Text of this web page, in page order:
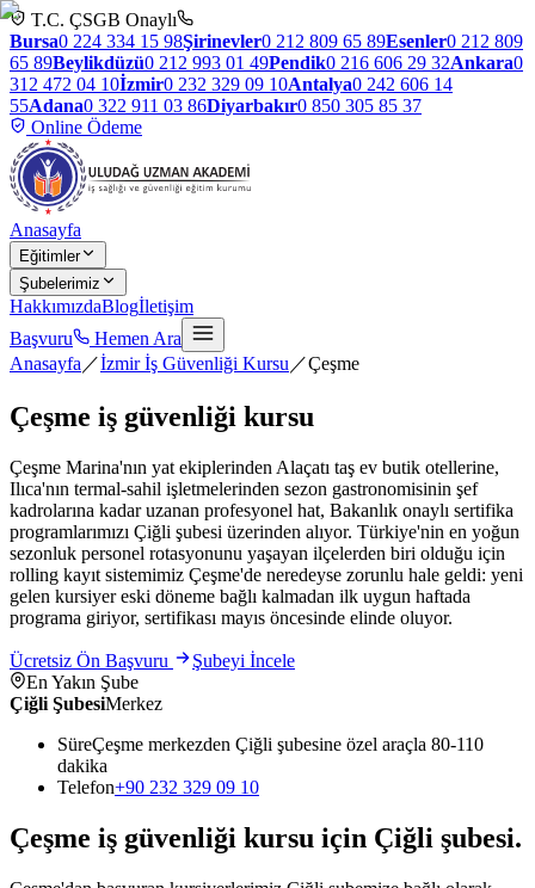
T.C. ÇSGB Onaylı
Bursa0 224 334 15 98Şirinevler0 212 809 65 89Esenler0 212 809
65 89Beylikdüzü0 212 993 01 49Pendik0 216 606 29 32Ankara0
312 472 04 10İzmir0 232 329 09 10Antalya0 242 606 14
55Adana0 322 911 03 86Diyarbakır0 850 305 85 37
Online Ödeme
Anasayfa
Eğitimler
Şubelerimiz
HakkımızdaBlogİletişim
Başvuru
Hemen Ara
Anasayfa ／İzmir İş Güvenliği Kursu ／Çeşme
Çeşme iş güvenliği kursu
Çeşme Marina'nın yat ekiplerinden Alaçatı taş ev butik otellerine,
Ilıca'nın termal-sahil işletmelerinden sezon gastronomisinin şef
kadrolarına kadar uzanan profesyonel hat, Bakanlık onaylı sertifika
programlarımızı Çiğli şubesi üzerinden alıyor. Türkiye'nin en yoğun
sezonluk personel rotasyonunu yaşayan ilçelerden biri olduğu için
rolling kayıt sistemimiz Çeşme'de neredeyse zorunlu hale geldi: yeni
gelen kursiyer eski döneme bağlı kalmadan ilk uygun haftada
programa giriyor, sertifikası mayıs öncesinde elinde oluyor.
Ücretsiz Ön Başvuru
Şubeyi İncele
En Yakın Şube
Çiğli ŞubesiMerkez
SüreÇeşme merkezden Çiğli şubesine özel araçla 80-110
dakika
Telefon+90 232 329 09 10
Çeşme iş güvenliği kursu için Çiğli şubesi.